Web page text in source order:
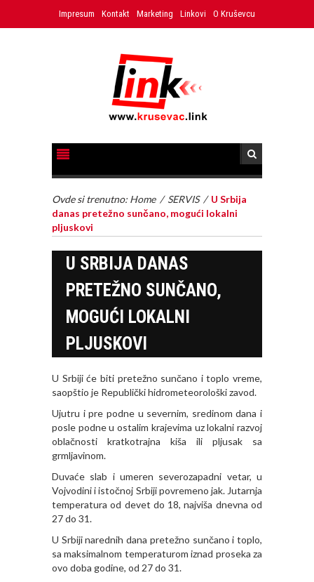
Impresum Kontakt Marketing Linkovi O Kruševcu
Ovde si trenutno: Home / SERVIS / U Srbija
danas pretežno sunčano, mogući lokalni
pljuskovi
U SRBIJA DANAS
PRETEŽNO SUNČANO,
MOGUĆI LOKALNI
PLJUSKOVI
U Srbiji će biti pretežno sunčano i toplo vreme,
saopštio je Republički hidrometeorološki zavod.
Ujutru i pre podne u severnim, sredinom dana i
posle podne u ostalim krajevima uz lokalni razvoj
oblačnosti kratkotrajna kiša ili pljusak sa
grmljavinom.
Duvaće slab i umeren severozapadni vetar, u
Vojvodini i istočnoj Srbiji povremeno jak. Jutarnja
temperatura od devet do 18, najviša dnevna od
27 do 31.
U Srbiji narednih dana pretežno sunčano i toplo,
sa maksimalnom temperaturom iznad proseka za
ovo doba godine, od 27 do 31.